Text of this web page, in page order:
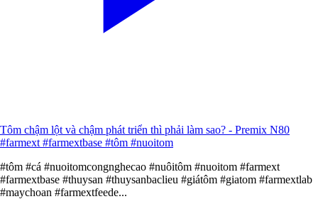
Tôm chậm lột và chậm phát triển thì phải làm sao? - Premix N80
#farmext #farmextbase #tôm #nuoitom
#tôm #cá #nuoitomcongnghecao #nuôitôm #nuoitom #farmext
#farmextbase #thuysan #thuysanbaclieu #giátôm #giatom #farmextlab
#maychoan #farmextfeede...